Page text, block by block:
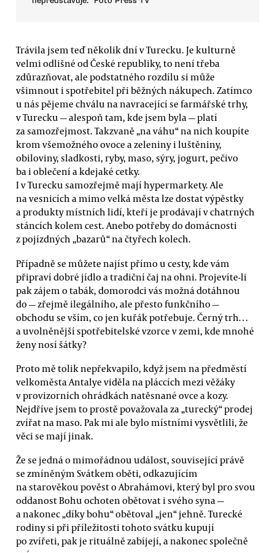
Trávila jsem teď několik dní v Turecku. Je kulturně
velmi odlišné od České republiky, to není třeba
zdůrazňovat, ale podstatného rozdílu si může
všimnout i spotřebitel při běžných nákupech. Zatímco
u nás pějeme chválu na navracející se farmářské trhy,
v Turecku — alespoň tam, kde jsem byla — platí
za samozřejmost. Takzvaně „na váhu“ na nich koupíte
krom všemožného ovoce a zeleniny i luštěniny,
obiloviny, sladkosti, ryby, maso, sýry, jogurt, pečivo
ba i oblečení a kdejaké cetky.
I v Turecku samozřejmě mají hypermarkety. Ale
na vesnicích a mimo velká města lze dostat výpěstky
a produkty místních lidí, kteří je prodávají v chatrných
stáncích kolem cest. Anebo potřeby do domácnosti
z pojízdných „bazarů“ na čtyřech kolech.
Případně se můžete najíst přímo u cesty, kde vám
připraví dobré jídlo a tradiční čaj na ohni. Projevíte-li
pak zájem o tabák, domorodci vás možná dotáhnou
do — zřejmě ilegálního, ale přesto funkčního —
obchodu se vším, co jen kuřák potřebuje. Černý trh…
a uvolněnější spotřebitelské vzorce v zemi, kde mnohé
ženy nosí šátky?
Proto mě tolik nepřekvapilo, když jsem na předměstí
velkoměsta Antalye viděla na pláccích mezi věžáky
v provizorních ohrádkách natěsnané ovce a kozy.
Nejdříve jsem to prostě považovala za „turecký“ prodej
zvířat na maso. Pak mi ale bylo místními vysvětlili, že
věci se mají jinak.
Že se jedná o mimořádnou událost, související právě
se zmíněným Svátkem oběti, odkazujícím
na starověkou pověst o Abrahámovi, který byl pro svou
oddanost Bohu ochoten obětovat i svého syna —
a nakonec „díky bohu“ obětoval „jen“ jehně. Turecké
rodiny si při příležitosti tohoto svátku kupují
po zvířeti, pak je rituálně zabíjejí, a nakonec společně